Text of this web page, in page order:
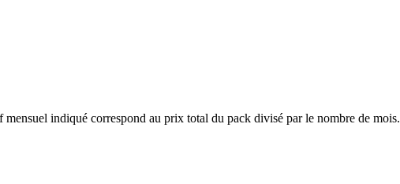
mensuel indiqué correspond au prix total du pack divisé par le nombre de mois.